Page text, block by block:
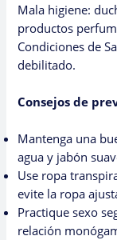
Mala higiene:
productos
Condiciones de
debilitado.
Consejos de
Mantenga una
agua y jabón
Use ropa
evite la ropa
Practique sexo
relación